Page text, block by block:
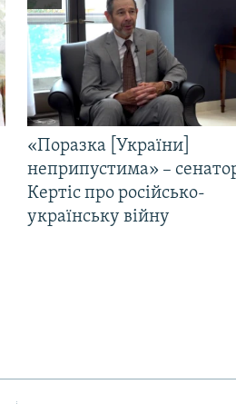
«Поразка [України]
неприпустима» –
Кертіс про російсько-
українську війну